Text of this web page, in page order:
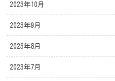
2023年10月
2023年9月
2023年8月
2023年7月